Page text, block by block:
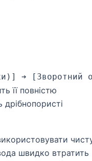
її повністю
швидко втратить